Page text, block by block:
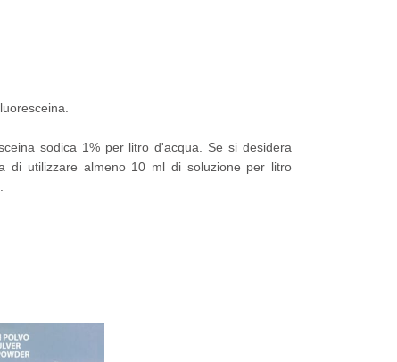
sodica 1% per litro d'acqua. Se si desidera
di utilizzare almeno 10 ml di soluzione per litro